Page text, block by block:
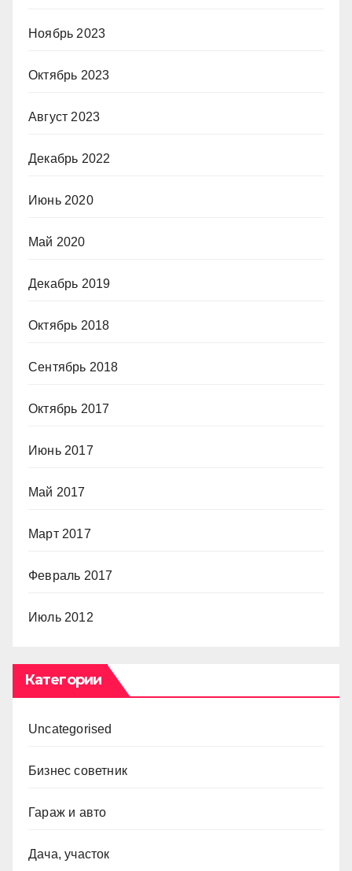
Ноябрь 2023
Октябрь 2023
Август 2023
Декабрь 2022
Июнь 2020
Май 2020
Декабрь 2019
Октябрь 2018
Сентябрь 2018
Октябрь 2017
Июнь 2017
Май 2017
Март 2017
Февраль 2017
Июль 2012
Категории
Uncategorised
Бизнес советник
Гараж и авто
Дача, участок